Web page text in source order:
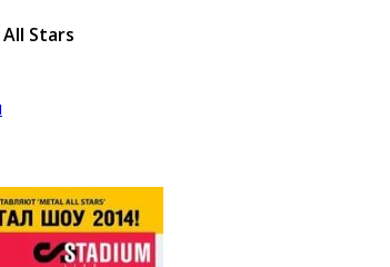
Stars